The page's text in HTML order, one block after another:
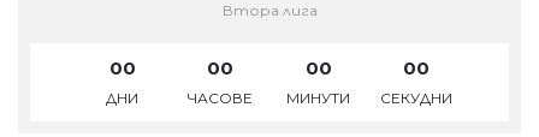
Втора лига
00
ДНИ
00
ЧАСОВЕ
00
МИНУТИ
00
СЕКУДНИ